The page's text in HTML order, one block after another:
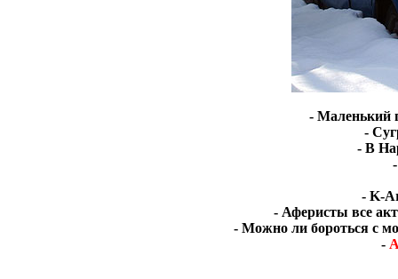
- Маленький
-
- В
- K-
- Аферисты все
- Можно ли бороться с
-